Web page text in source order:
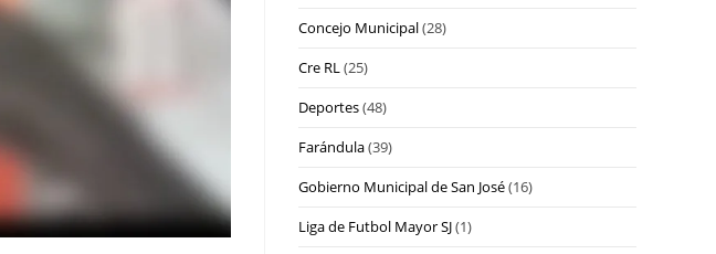
Concejo Municipal(28)
Cre RL(25)
Deportes(48)
Farándula(39)
Gobierno Municipal de San José(16)
Liga de Futbol Mayor SJ(1)